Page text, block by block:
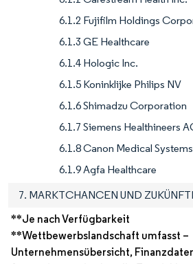
6.1.2 Fujifilm Holdings
6.1.3 GE Healthcare
6.1.4 Hologic Inc.
6.1.5 Koninklijke Philips NV
6.1.6 Shimadzu Corporation
6.1.7 Siemens Healthineers
6.1.8 Canon Medical
6.1.9 Agfa Healthcare
7. MARKTCHANCEN UND
**Je nach Verfügbarkeit
**Wettbewerbslandschaft umfasst –
Unternehmensübersicht,